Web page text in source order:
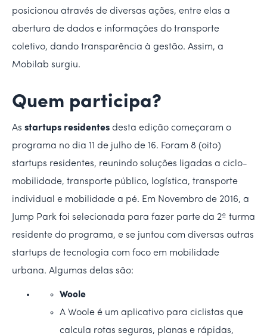
posicionou através de diversas ações, entre elas a
abertura de dados e informações do transporte
coletivo, dando transparência à gestão. Assim, a
Mobilab surgiu.
Quem participa?
As startups residentes desta edição começaram o
programa no dia 11 de julho de 16. Foram 8 (oito)
startups residentes, reunindo soluções ligadas a ciclo-
mobilidade, transporte público, logística, transporte
individual e mobilidade a pé. Em Novembro de 2016, a
Jump Park foi selecionada para fazer parte da 2º turma
residente do programa, e se juntou com diversas outras
startups de tecnologia com foco em mobilidade
urbana. Algumas delas são:
Woole
A Woole é um aplicativo para ciclistas que
calcula rotas seguras, planas e rápidas,